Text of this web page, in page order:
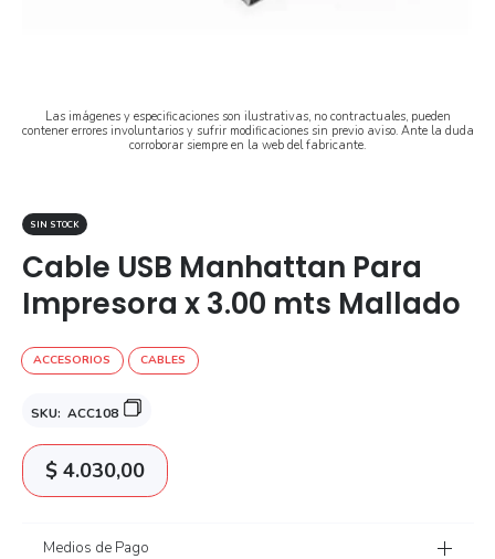
Las imágenes y especificaciones son ilustrativas, no contractuales, pueden
contener errores involuntarios y sufrir modificaciones sin previo aviso. Ante la duda
corroborar siempre en la web del fabricante.
SIN STOCK
Cable USB Manhattan Para
Impresora x 3.00 mts Mallado
ACCESORIOS CABLES
SKU: ACC108
$4.030,00
Medios de Pago